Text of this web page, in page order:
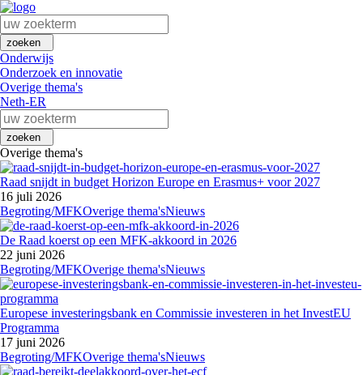
zoeken
Onderwijs
Onderzoek en innovatie
Overige thema's
Neth-ER
zoeken
Overige thema's
Raad snijdt in budget Horizon Europe en Erasmus+ voor 2027
16 juli 2026
Begroting/MFKOverige thema'sNieuws
De Raad koerst op een MFK-akkoord in 2026
22 juni 2026
Begroting/MFKOverige thema'sNieuws
Europese investeringsbank en Commissie investeren in het InvestEU
Programma
17 juni 2026
Begroting/MFKOverige thema'sNieuws